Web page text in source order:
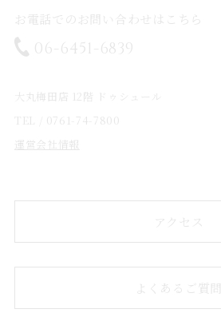
お電話でのお問い合わせはこちら
06-6451-6839
大丸梅田店 12階 ドゥシュール
TEL / 0761-74-7800
運営会社情報
アクセス
よくあるご質問